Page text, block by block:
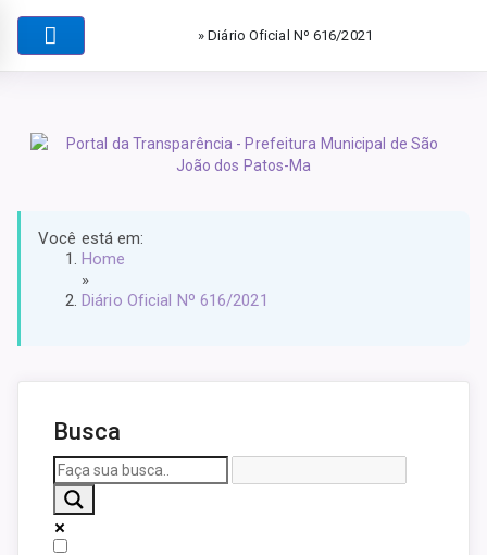
» Diário Oficial Nº 616/2021
Você está em:
Home
»
Diário Oficial Nº 616/2021
Busca